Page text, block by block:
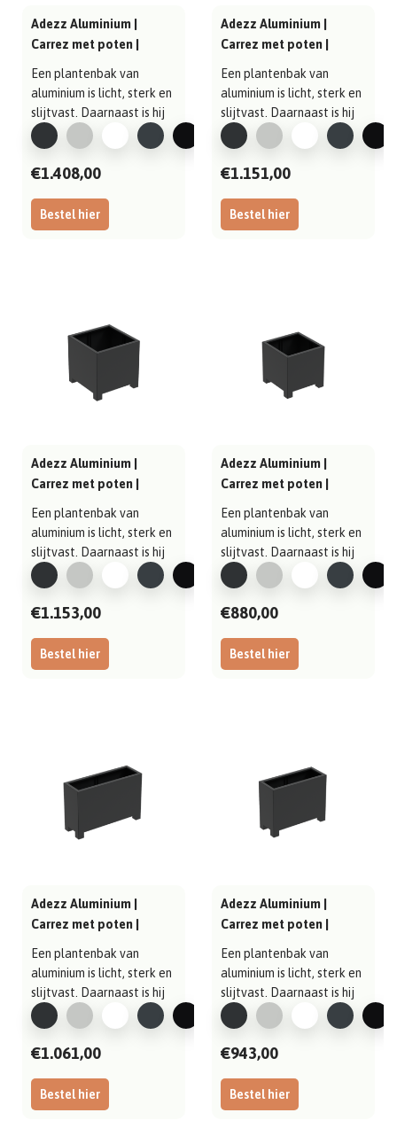
Adezz Aluminium |
Carrez met poten |
Een plantenbak van
aluminium is licht, sterk en
slijtvast. Daarnaast is hij
gema..
Bestel hier
€1.408,00
Adezz Aluminium |
Carrez met poten |
Een plantenbak van
aluminium is licht, sterk en
slijtvast. Daarnaast is hij
gema..
Bestel hier
€1.151,00
Adezz Aluminium |
Carrez met poten |
Een plantenbak van
aluminium is licht, sterk en
slijtvast. Daarnaast is hij
gema..
Bestel hier
€1.153,00
Adezz Aluminium |
Carrez met poten |
Een plantenbak van
aluminium is licht, sterk en
slijtvast. Daarnaast is hij
gema..
Bestel hier
€880,00
Adezz Aluminium |
Carrez met poten |
Een plantenbak van
aluminium is licht, sterk en
slijtvast. Daarnaast is hij
gema..
Bestel hier
€1.061,00
Adezz Aluminium |
Carrez met poten |
Een plantenbak van
aluminium is licht, sterk en
slijtvast. Daarnaast is hij
gema..
Bestel hier
€943,00